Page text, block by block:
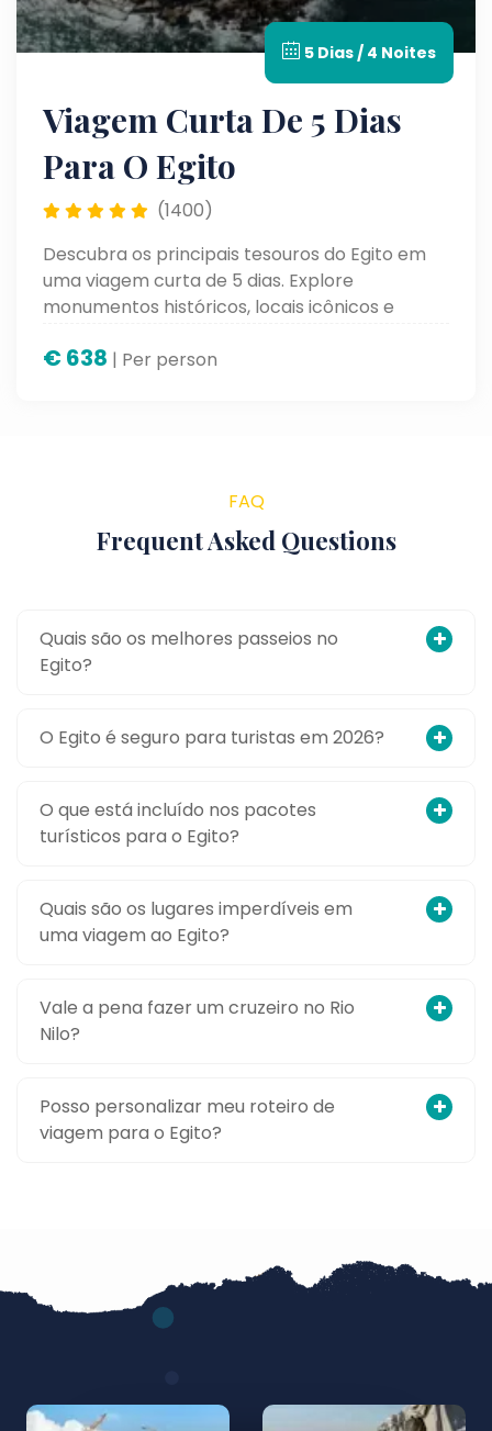
5 Dias / 4 Noites
Viagem Curta De 5 Dias
Para O Egito
(1400)
Descubra os principais tesouros do Egito em
uma viagem curta de 5 dias. Explore
monumentos históricos, locais icônicos e
roteiro prático e inesquecível.
€638 | Per person
FAQ
Frequent Asked Questions
Quais são os melhores passeios no
Egito?
O Egito é seguro para turistas em 2026?
O que está incluído nos pacotes
turísticos para o Egito?
Quais são os lugares imperdíveis em
uma viagem ao Egito?
Vale a pena fazer um cruzeiro no Rio
Nilo?
Posso personalizar meu roteiro de
viagem para o Egito?